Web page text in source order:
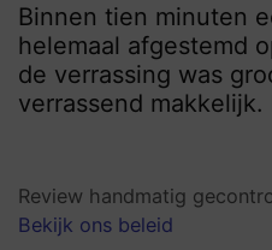
Binnen tien minuten
helemaal afgestemd
de verrassing was
verrassend
Review handmatig
Bekijk ons beleid